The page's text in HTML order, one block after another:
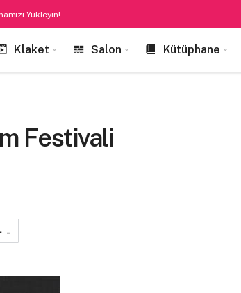
Yükleyin!
Klaket Salon Kütüphane
Festivali
-